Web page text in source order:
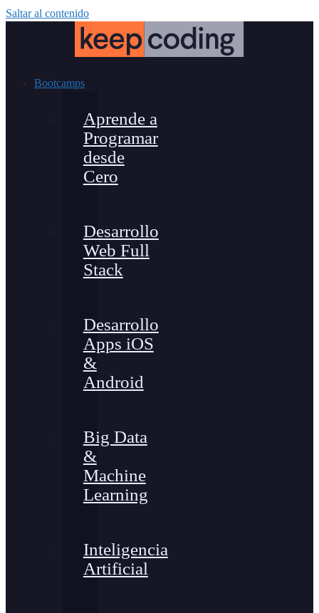
Saltar al contenido
Bootcamps
Aprende a
Programar
desde
Cero
Desarrollo
Web Full
Stack
Desarrollo
Apps iOS
&
Android
Big Data
&
Machine
Learning
Inteligencia
Artificial